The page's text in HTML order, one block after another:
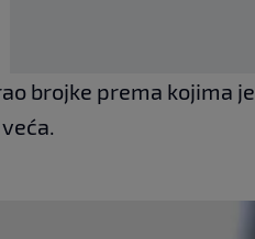
brojke prema kojima